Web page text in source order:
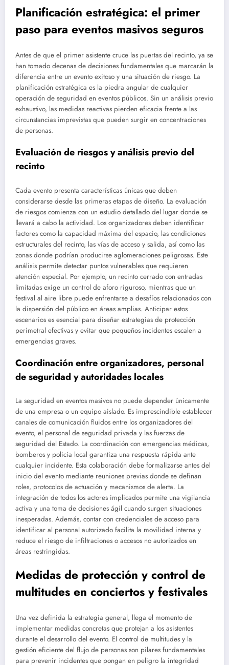
Planificación estratégica: el primer
paso para eventos masivos seguros
Antes de que el primer asistente cruce las puertas del recinto, ya se
han tomado decenas de decisiones fundamentales que marcarán la
diferencia entre un evento exitoso y una situación de riesgo. La
planificación estratégica es la piedra angular de cualquier
operación de seguridad en eventos públicos. Sin un análisis previo
exhaustivo, las medidas reactivas pierden eficacia frente a las
circunstancias imprevistas que pueden surgir en concentraciones
de personas.
Evaluación de riesgos y análisis previo del
recinto
Cada evento presenta características únicas que deben
considerarse desde las primeras etapas de diseño. La evaluación
de riesgos comienza con un estudio detallado del lugar donde se
llevará a cabo la actividad. Los organizadores deben identificar
factores como la capacidad máxima del espacio, las condiciones
estructurales del recinto, las vías de acceso y salida, así como las
zonas donde podrían producirse aglomeraciones peligrosas. Este
análisis permite detectar puntos vulnerables que requieren
atención especial. Por ejemplo, un recinto cerrado con entradas
limitadas exige un control de aforo riguroso, mientras que un
festival al aire libre puede enfrentarse a desafíos relacionados con
la dispersión del público en áreas amplias. Anticipar estos
escenarios es esencial para diseñar estrategias de protección
perimetral efectivas y evitar que pequeños incidentes escalen a
emergencias graves.
Coordinación entre organizadores, personal
de seguridad y autoridades locales
La seguridad en eventos masivos no puede depender únicamente
de una empresa o un equipo aislado. Es imprescindible establecer
canales de comunicación fluidos entre los organizadores del
evento, el personal de seguridad privada y las fuerzas de
seguridad del Estado. La coordinación con emergencias médicas,
bomberos y policía local garantiza una respuesta rápida ante
cualquier incidente. Esta colaboración debe formalizarse antes del
inicio del evento mediante reuniones previas donde se definan
roles, protocolos de actuación y mecanismos de alerta. La
integración de todos los actores implicados permite una vigilancia
activa y una toma de decisiones ágil cuando surgen situaciones
inesperadas. Además, contar con credenciales de acceso para
identificar al personal autorizado facilita la movilidad interna y
reduce el riesgo de infiltraciones o accesos no autorizados en
áreas restringidas.
Medidas de protección y control de
multitudes en conciertos y festivales
Una vez definida la estrategia general, llega el momento de
implementar medidas concretas que protejan a los asistentes
durante el desarrollo del evento. El control de multitudes y la
gestión eficiente del flujo de personas son pilares fundamentales
para prevenir incidentes que pongan en peligro la integridad